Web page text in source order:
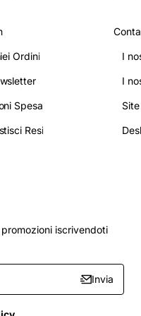
Ordini
Spesa
Resi
I
I
iscrivendoti
Invia